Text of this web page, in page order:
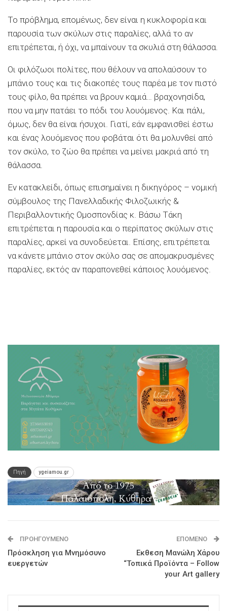
Το πρόβλημα, επομένως, δεν είναι η κυκλοφορία και
παρουσία των σκύλων στις παραλίες, αλλά το αν
επιτρέπεται, ή όχι, να μπαίνουν τα σκυλιά στη θάλασσα.
Οι φιλόζωοι πολίτες, που θέλουν να απολαύσουν το
μπάνιο τους και τις διακοπές τους παρέα με τον πιστό
τους φίλο, θα πρέπει να βρουν καμιά… βραχονησίδα,
που να μην πατάει το πόδι του λουόμενος. Και πάλι,
όμως, δεν θα είναι ήσυχοι. Γιατί, εάν εμφανισθεί έστω
και ένας λουόμενος που φοβάται ότι θα μολυνθεί από
τον σκύλο, το ζώο θα πρέπει να μείνει μακριά από τη
θάλασσα.
Εν κατακλείδι, όπως επισημαίνει η δικηγόρος – νομική
σύμβουλος της Πανελλαδικής Φιλοζωικής &
Περιβαλλοντικής Ομοσπονδίας κ. Βάσω Τάκη
επιτρέπεται η παρουσία και ο περίπατος σκύλων στις
παραλίες, αρκεί να συνοδεύεται. Επίσης, επιτρέπεται
να κάνετε μπάνιο στον σκύλο σας σε απομακρυσμένες
παραλίες, εκτός αν παραπονεθεί κάποιος λουόμενος.
Πηγή ygeiamou.gr
ΠΡΟΗΓΟΎΜΕΝΟ
Πρόσκληση για Μνημόσυνο
ευεργετών
ΕΠΌΜΕΝΟ
Eκθεση Μανώλη Χάρου
“Τοπικά Προϊόντα – Follow
your Art gallery